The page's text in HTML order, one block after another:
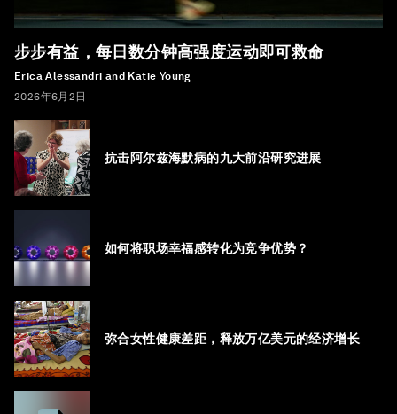
步步有益，每日数分钟高强度运动即可救命
Erica Alessandri and Katie Young
2026年6月2日
抗击阿尔兹海默病的九大前沿研究进展
如何将职场幸福感转化为竞争优势？
弥合女性健康差距，释放万亿美元的经济增长